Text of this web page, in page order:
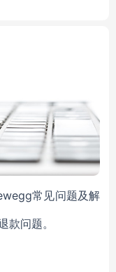
常见问题及解
款问题。